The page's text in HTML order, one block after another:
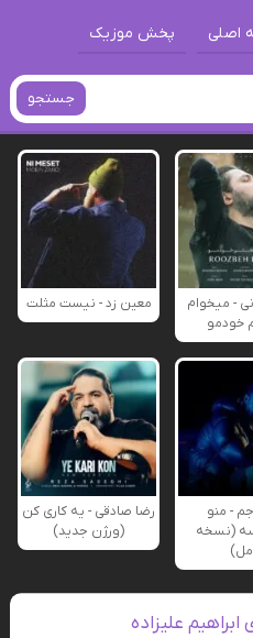
اصلی پخش موزیک
جستجو
- میخوام
خودمو
معین زد - نیست مثلت
- منو
(نسخه
رضا صادقی - یه کاری کن
(ورژن جدید)
علیزاده